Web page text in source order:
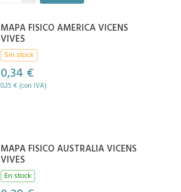
MAPA FISICO AMERICA VICENS
VIVES
Sin stock
0,34 €
0,35 € (con IVA)
MAPA FISICO AUSTRALIA VICENS
VIVES
En stock